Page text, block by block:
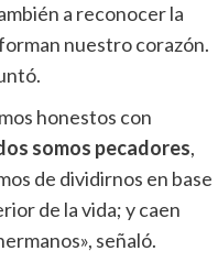
a reconocer la
nuestro corazón.
honestos con
somos pecadores,
de dividirnos en base
de la vida; y caen
señaló.